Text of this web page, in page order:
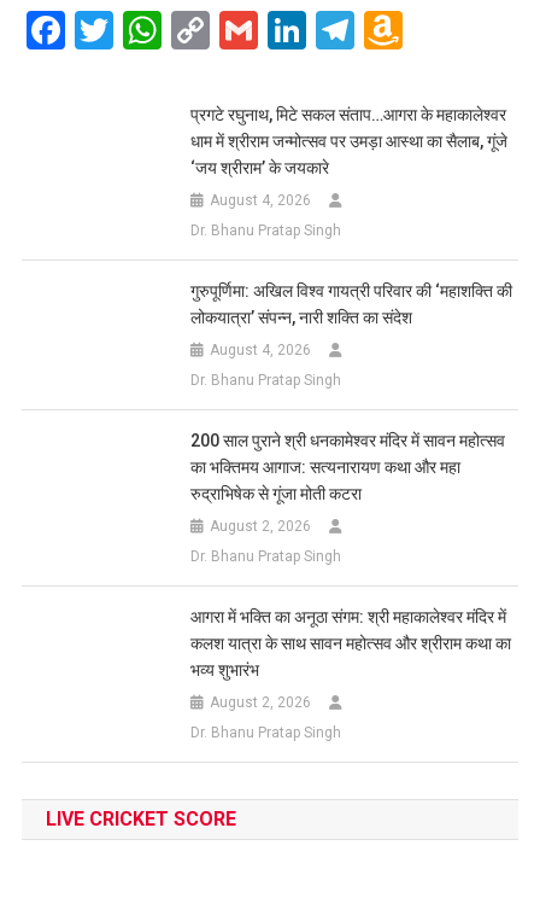
Facebook
Twitter
WhatsApp
CopyGmailLinkedIn
Telegram
List
प्रगटे रघुनाथ, मिटे सकल संताप…आगरा के महाकालेश्वर
धाम में श्रीराम जन्मोत्सव पर उमड़ा आस्था का सैलाब, गूंजे
‘जय श्रीराम’ के जयकारे
August 4, 2026
Dr. Bhanu Pratap Singh
गुरुपूर्णिमा: अखिल विश्व गायत्री परिवार की ‘महाशक्ति की
लोकयात्रा’ संपन्न, नारी शक्ति का संदेश
August 4, 2026
Dr. Bhanu Pratap Singh
200 साल पुराने श्री धनकामेश्वर मंदिर में सावन महोत्सव
का भक्तिमय आगाज: सत्यनारायण कथा और महा
रुद्राभिषेक से गूंजा मोती कटरा
August 2, 2026
Dr. Bhanu Pratap Singh
आगरा में भक्ति का अनूठा संगम: श्री महाकालेश्वर मंदिर में
कलश यात्रा के साथ सावन महोत्सव और श्रीराम कथा का
भव्य शुभारंभ
August 2, 2026
Dr. Bhanu Pratap Singh
LIVE CRICKET SCORE